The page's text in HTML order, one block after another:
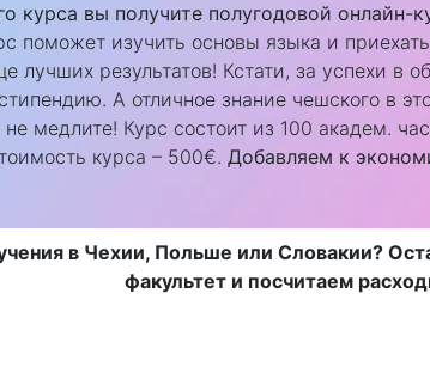
курса вы получите полугодовой онлайн-
поможет изучить основы языка и
лучших результатов! Кстати, за успехи в
А отличное знание чешского в
медлите! Курс состоит из 100 академ.
курса – 500€. Добавляем к
в Чехии, Польше или Словакии?
факультет и посчитаем